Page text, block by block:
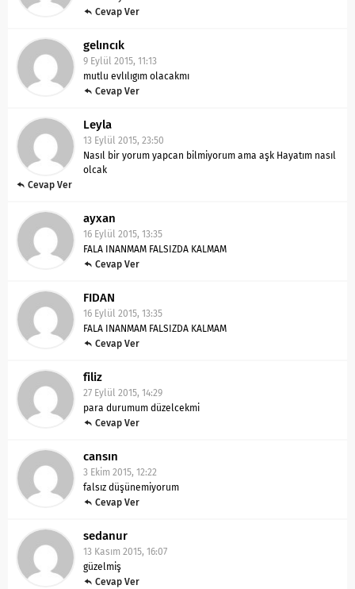
Cevap Ver
gelıncık
9 Eylül 2015, 11:13
mutlu evlılıgım olacakmı
Cevap Ver
Leyla
13 Eylül 2015, 23:50
Nasıl bir yorum yapcan bilmiyorum ama aşk Hayatım nasıl
olcak
Cevap Ver
ayxan
16 Eylül 2015, 13:35
FALA INANMAM FALSIZDA KALMAM
Cevap Ver
FIDAN
16 Eylül 2015, 13:35
FALA INANMAM FALSIZDA KALMAM
Cevap Ver
filiz
27 Eylül 2015, 14:29
para durumum düzelcekmi
Cevap Ver
cansın
3 Ekim 2015, 12:22
falsız düşünemiyorum
Cevap Ver
sedanur
13 Kasım 2015, 16:07
güzelmiş
Cevap Ver